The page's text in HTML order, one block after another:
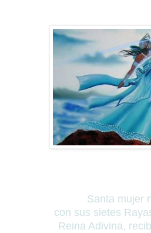
Santa mujer
con sus sietes
Reina Adivina, r